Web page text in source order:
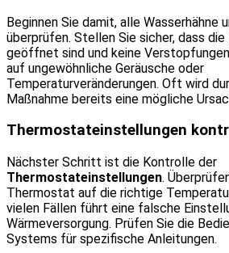
Beginnen Sie damit, alle Wasserhähne
überprüfen. Stellen Sie sicher, dass
geöffnet sind und keine
auf ungewöhnliche Geräusche oder
Temperaturveränderungen. Oft wird
Maßnahme bereits eine mögliche
Thermostateinstellungen
Nächster Schritt ist die Kontrolle der
Thermostateinstellungen.
Thermostat auf die richtige
vielen Fällen führt eine falsche
Wärmeversorgung. Prüfen Sie die
Systems für spezifische Anleitungen.